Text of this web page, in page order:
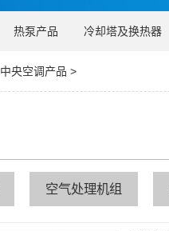
热泵产品 冷却塔及换热器
中央空调产品 >
空气处理机组